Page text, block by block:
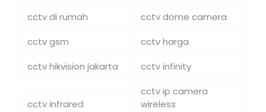
cctv di rumah
cctv dome camera
cctv gsm
cctv harga
cctv hikvision jakarta
cctv infinity
cctv infrared
cctv ip camera
wireless